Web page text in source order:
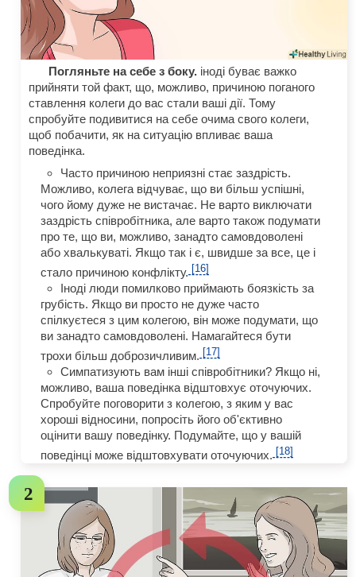
Погляньте на себе з боку. іноді буває важко
прийняти той факт, що, можливо, причиною поганого
ставлення колеги до вас стали ваші дії. Тому
спробуйте подивитися на себе очима свого колеги,
щоб побачити, як на ситуацію впливає ваша
поведінка.
Часто причиною неприязні стає заздрість.
Можливо, колега відчуває, що ви більш успішні,
чого йому дуже не вистачає. Не варто виключати
заздрість співробітника, але варто також подумати
про те, що ви, можливо, занадто самовдоволені
або хвалькуваті. Якщо так і є, швидше за все, це і
стало причиною конфлікту. [16]
Іноді люди помилково приймають боязкість за
грубість. Якщо ви просто не дуже часто
спілкуєтеся з цим колегою, він може подумати, що
ви занадто самовдоволені. Намагайтеся бути
трохи більш доброзичливим. [17]
Симпатизують вам інші співробітники? Якщо ні,
можливо, ваша поведінка відштовхує оточуючих.
Спробуйте поговорити з колегою, з яким у вас
хороші відносини, попросіть його об'єктивно
оцінити вашу поведінку. Подумайте, що у вашій
поведінці може відштовхувати оточуючих. [18]